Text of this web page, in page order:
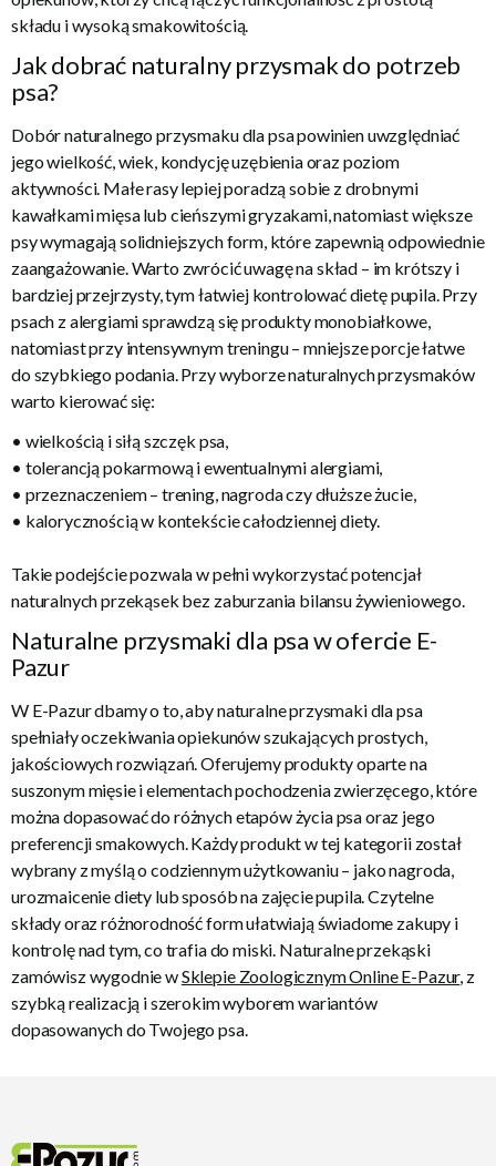
składu i wysoką smakowitością.
Jak dobrać naturalny przysmak do potrzeb
psa?
Dobór naturalnego przysmaku dla psa powinien uwzględniać
jego wielkość, wiek, kondycję uzębienia oraz poziom
aktywności. Małe rasy lepiej poradzą sobie z drobnymi
kawałkami mięsa lub cieńszymi gryzakami, natomiast większe
psy wymagają solidniejszych form, które zapewnią odpowiednie
zaangażowanie. Warto zwrócić uwagę na skład – im krótszy i
bardziej przejrzysty, tym łatwiej kontrolować dietę pupila. Przy
psach z alergiami sprawdzą się produkty monobiałkowe,
natomiast przy intensywnym treningu – mniejsze porcje łatwe
do szybkiego podania. Przy wyborze naturalnych przysmaków
warto kierować się:
• wielkością i siłą szczęk psa,
• tolerancją pokarmową i ewentualnymi alergiami,
• przeznaczeniem – trening, nagroda czy dłuższe żucie,
• kalorycznością w kontekście całodziennej diety.
Takie podejście pozwala w pełni wykorzystać potencjał
naturalnych przekąsek bez zaburzania bilansu żywieniowego.
Naturalne przysmaki dla psa w ofercie E-
Pazur
W E-Pazur dbamy o to, aby naturalne przysmaki dla psa
spełniały oczekiwania opiekunów szukających prostych,
jakościowych rozwiązań. Oferujemy produkty oparte na
suszonym mięsie i elementach pochodzenia zwierzęcego, które
można dopasować do różnych etapów życia psa oraz jego
preferencji smakowych. Każdy produkt w tej kategorii został
wybrany z myślą o codziennym użytkowaniu – jako nagroda,
urozmaicenie diety lub sposób na zajęcie pupila. Czytelne
składy oraz różnorodność form ułatwiają świadome zakupy i
kontrolę nad tym, co trafia do miski. Naturalne przekąski
zamówisz wygodnie wSklepie Zoologicznym Online E-Pazur, z
szybką realizacją i szerokim wyborem wariantów
dopasowanych do Twojego psa.